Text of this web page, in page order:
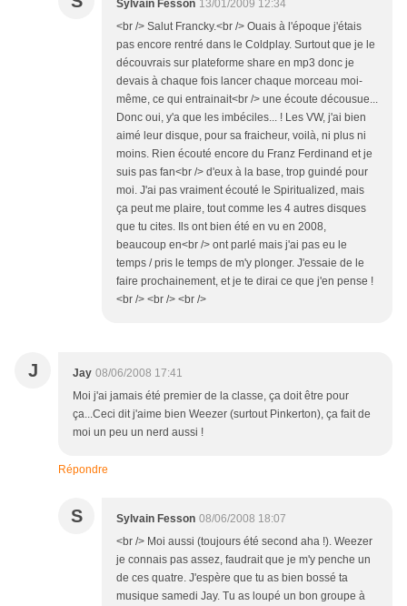
Sylvain Fesson 13/01/2009 12:34
<br /> Salut Francky.<br /> Ouais à l'époque j'étais
pas encore rentré dans le Coldplay. Surtout que je le
découvrais sur plateforme share en mp3 donc je
devais à chaque fois lancer chaque morceau moi-
même, ce qui entrainait<br /> une écoute décousue...
Donc oui, y'a que les imbéciles... ! Les VW, j'ai bien
aimé leur disque, pour sa fraicheur, voilà, ni plus ni
moins. Rien écouté encore du Franz Ferdinand et je
suis pas fan<br /> d'eux à la base, trop guindé pour
moi. J'ai pas vraiment écouté le Spiritualized, mais
ça peut me plaire, tout comme les 4 autres disques
que tu cites. Ils ont bien été en vu en 2008,
beaucoup en<br /> ont parlé mais j'ai pas eu le
temps / pris le temps de m'y plonger. J'essaie de le
faire prochainement, et je te dirai ce que j'en pense !
<br /> <br /> <br />
J Jay 08/06/2008 17:41
Moi j'ai jamais été premier de la classe, ça doit être pour
ça...Ceci dit j'aime bien Weezer (surtout Pinkerton), ça fait de
moi un peu un nerd aussi !
Répondre
S Sylvain Fesson 08/06/2008 18:07
<br /> Moi aussi (toujours été second aha !). Weezer
je connais pas assez, faudrait que je m'y penche un
de ces quatre. J'espère que tu as bien bossé ta
musique samedi Jay. Tu as loupé un bon groupe à